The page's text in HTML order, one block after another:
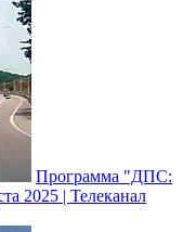
Программа "ДПС:
2025 | Телеканал